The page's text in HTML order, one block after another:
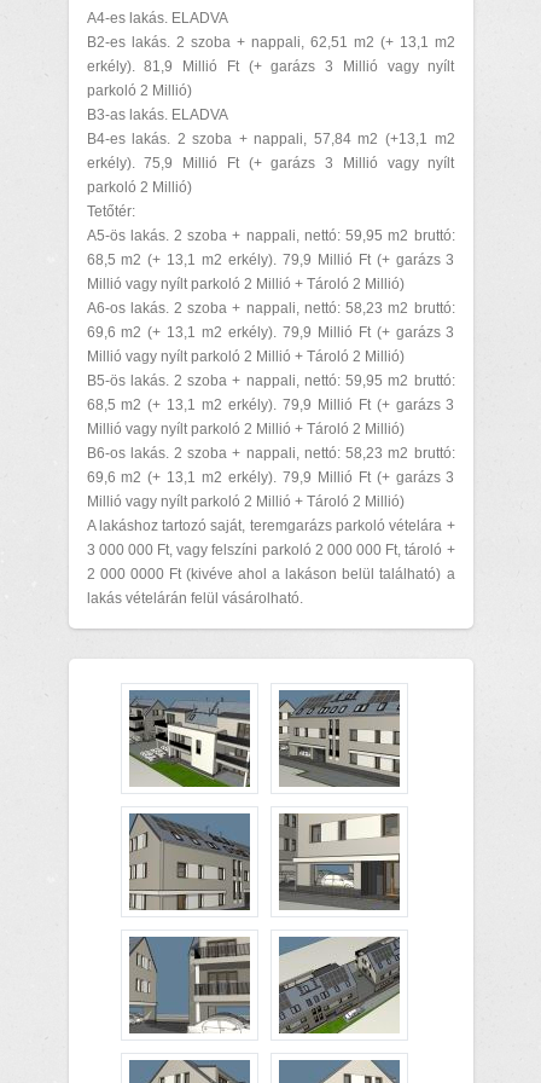
A4-es lakás. ELADVA
B2-es lakás. 2 szoba + nappali, 62,51 m2 (+ 13,1 m2
erkély). 81,9 Millió Ft (+ garázs 3 Millió vagy nyílt
parkoló 2 Millió)
B3-as lakás. ELADVA
B4-es lakás. 2 szoba + nappali, 57,84 m2 (+13,1 m2
erkély). 75,9 Millió Ft (+ garázs 3 Millió vagy nyílt
parkoló 2 Millió)
Tetőtér:
A5-ös lakás. 2 szoba + nappali, nettó: 59,95 m2 bruttó:
68,5 m2 (+ 13,1 m2 erkély). 79,9 Millió Ft (+ garázs 3
Millió vagy nyílt parkoló 2 Millió + Tároló 2 Millió)
A6-os lakás. 2 szoba + nappali, nettó: 58,23 m2 bruttó:
69,6 m2 (+ 13,1 m2 erkély). 79,9 Millió Ft (+ garázs 3
Millió vagy nyílt parkoló 2 Millió + Tároló 2 Millió)
B5-ös lakás. 2 szoba + nappali, nettó: 59,95 m2 bruttó:
68,5 m2 (+ 13,1 m2 erkély). 79,9 Millió Ft (+ garázs 3
Millió vagy nyílt parkoló 2 Millió + Tároló 2 Millió)
B6-os lakás. 2 szoba + nappali, nettó: 58,23 m2 bruttó:
69,6 m2 (+ 13,1 m2 erkély). 79,9 Millió Ft (+ garázs 3
Millió vagy nyílt parkoló 2 Millió + Tároló 2 Millió)
A lakáshoz tartozó saját, teremgarázs parkoló vételára +
3 000 000 Ft, vagy felszíni parkoló 2 000 000 Ft, tároló +
2 000 0000 Ft (kivéve ahol a lakáson belül található) a
lakás vételárán felül vásárolható.